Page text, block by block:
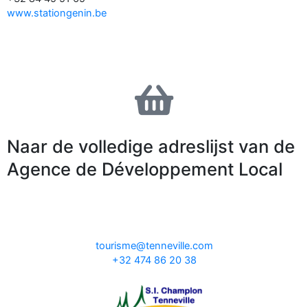
www.stationgenin.be
Naar de volledige adreslijst van de
Agence de Développement Local
tourisme@tenneville.com
+32 474 86 20 38